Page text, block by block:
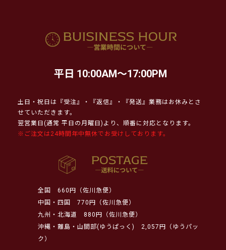
平日 10:00AM～17:00PM
土日・祝日は『受注』・『返信』・『発送』業務はお休みとさ
せていただきます。
翌営業日(通常 平日の月曜日)より、順番に対応となります。
※ご注文は24時間年中無休でお受けしております。
全国
660円（佐川急便）
中国・四国
770円（佐川急便）
九州・北海道
880円（佐川急便）
沖縄・離島・山間部(ゆうぱっく)
2,057円（ゆうパッ
ク）